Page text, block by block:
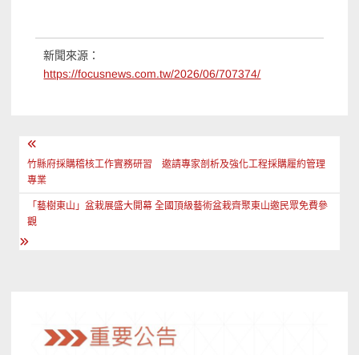
新聞來源：
https://focusnews.com.tw/2026/06/707374/
文
章
導
覽
竹縣府採購稽核工作實務研習 邀請專家剖析及強化工程採購履約管理
專業
「藝樹東山」盆栽展盛大開幕 全國頂級藝術盆栽齊聚東山邀民眾免費參
觀